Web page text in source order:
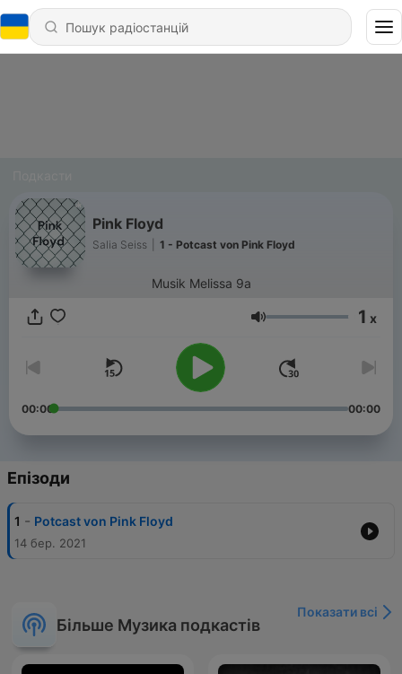
Pink Floyd
Salia Seiss 1 - Potcast von Pink Floyd
Musik Melissa 9a
Гучність 1 x
00:00 00:00
Епізоди
1 - Potcast von Pink Floyd
14 бер. 2021
Більше Музика подкастів
Показати всі